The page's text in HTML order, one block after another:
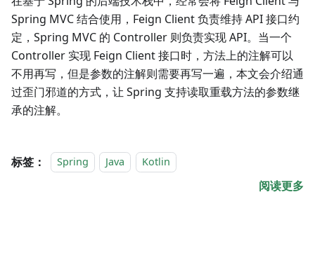
Spring MVC 结合使用，Feign Client 负责维持 API 接口约
定，Spring MVC 的 Controller 则负责实现 API。当一个
Controller 实现 Feign Client 接口时，方法上的注解可以
不用再写，但是参数的注解则需要再写一遍，本文会介绍通
过歪门邪道的方式，让 Spring 支持读取重载方法的参数继
承的注解。
标签： Spring Java Kotlin
阅读更多